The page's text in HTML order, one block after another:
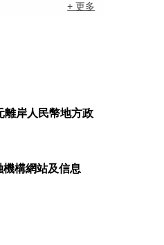
+ 更多
離岸人民幣地方政
構網站及信息